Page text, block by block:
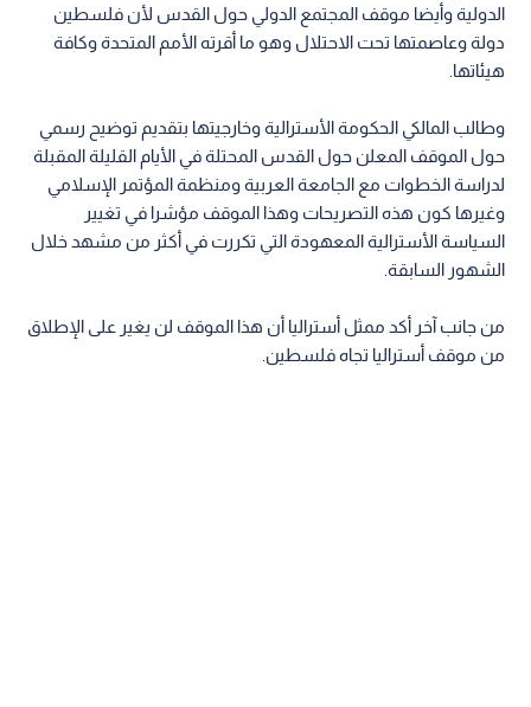
الدولية وأيضا موقف المجتمع الدولي حول القدس لأن فلسطين
دولة وعاصمتها تحت الاحتلال وهو ما أقرته الأمم المتحدة وكافة
هيئاتها.
وطالب المالكي الحكومة الأسترالية وخارجيتها بتقديم توضيح رسمي
حول الموقف المعلن حول القدس المحتلة في الأيام القليلة المقبلة
لدراسة الخطوات مع الجامعة العربية ومنظمة المؤتمر الإسلامي
وغيرها كون هذه التصريحات وهذا الموقف مؤشرا في تغيير
السياسة الأسترالية المعهودة التي تكررت في أكثر من مشهد خلال
الشهور السابقة.
من جانب آخر أكد ممثل أستراليا أن هذا الموقف لن يغير على الإطلاق
من موقف أستراليا تجاه فلسطين.